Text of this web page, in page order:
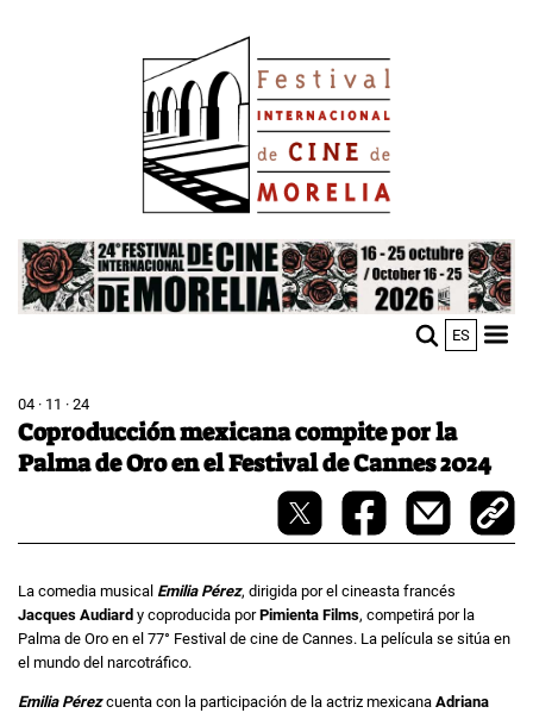
Image
ES
04 · 11 · 24
Coproducción mexicana compite por la
Palma de Oro en el Festival de Cannes 2024
La comedia musical Emilia Pérez, dirigida por el cineasta francés
Jacques Audiard y coproducida porPimienta Films, competirá por la
Palma de Oro en el 77° Festival de cine de Cannes. La película se sitúa en
el mundo del narcotráfico.
Emilia Pérezcuenta con la participación de la actriz mexicana Adriana